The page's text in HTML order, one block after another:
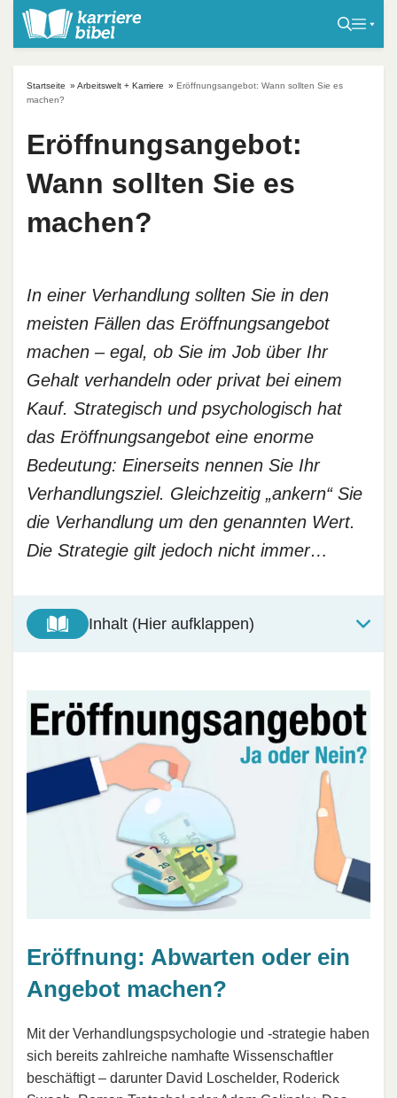
Startseite » Arbeitswelt + Karriere » Eröffnungsangebot: Wann sollten Sie es
machen?
Eröffnungsangebot:
Wann sollten Sie es
machen?
In einer Verhandlung sollten Sie in den
meisten Fällen das Eröffnungsangebot
machen – egal, ob Sie im Job über Ihr
Gehalt verhandeln oder privat bei einem
Kauf. Strategisch und psychologisch hat
das Eröffnungsangebot eine enorme
Bedeutung: Einerseits nennen Sie Ihr
Verhandlungsziel. Gleichzeitig „ankern“ Sie
die Verhandlung um den genannten Wert.
Die Strategie gilt jedoch nicht immer…
Inhalt (Hier aufklappen)
Eröffnung: Abwarten oder ein
Angebot machen?
Mit der Verhandlungspsychologie und -strategie haben
sich bereits zahlreiche namhafte Wissenschaftler
beschäftigt – darunter David Loschelder, Roderick